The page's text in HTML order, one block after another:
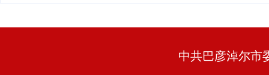
中共巴彦淖尔市